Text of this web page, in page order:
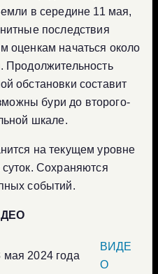
в середине 11 мая,
последствия
оценкам начаться около
Продолжительность
обстановки составит
бури до второго-
шкале.
на текущем уровне
Сохраняются
событий.
2024 года
ВИДЕ
О